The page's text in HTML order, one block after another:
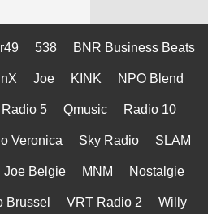
538 BNR Business Beats
Joe KINK NPO Blend
Radio 5 Qmusic Radio 10
Veronica Sky Radio SLAM
Joe Belgie MNM Nostalgie
Brussel VRT Radio 2 Willy